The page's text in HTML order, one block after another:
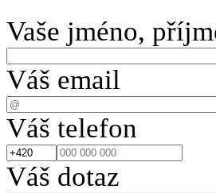
Vaše jméno,
Váš email
Váš telefon
Váš dotaz